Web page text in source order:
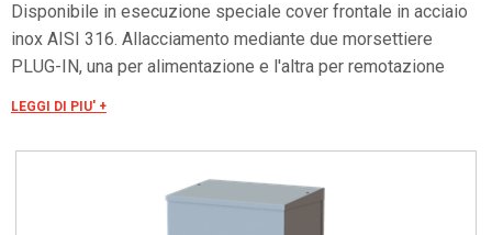
Disponibile in esecuzione speciale cover frontale in acciaio
inox AISI 316. Allacciamento mediante due morsettiere
PLUG-IN, una per alimentazione e l'altra per remotazione
Tensioni speciali a richiesta.
LEGGI DI PIU' +